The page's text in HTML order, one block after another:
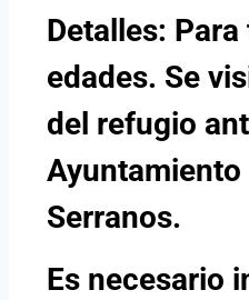
Detalles:
edades. Se
del refugio
Ayuntamiento
Serranos.
Es necesario